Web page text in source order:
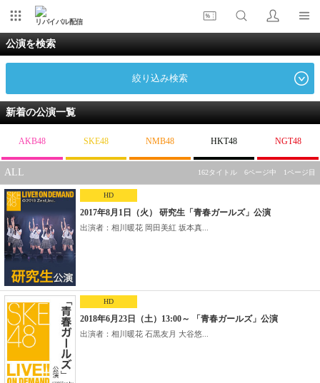
リバイバル配信
公演を検索
絞り込み検索
新着の公演一覧
AKB48 SKE48 NMB48 HKT48 NGT48
ALL 162タイトル 6ページ中 1ページ目
HD
2017年8月1日（火） 研究生「青春ガールズ」公演
出演者：相川暖花 岡田美紅 坂本真...
HD
2018年6月23日（土）13:00～ 「青春ガールズ」公演
出演者：相川暖花 石黒友月 大谷悠...